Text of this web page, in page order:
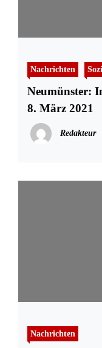
Nachrichten
Neumünster:
8. März 2021
Redakteur
Nachrichten